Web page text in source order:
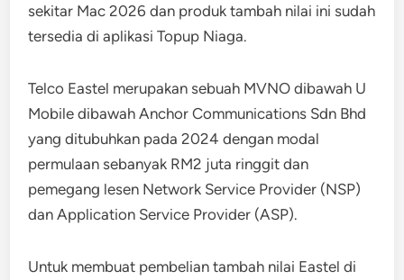
sekitar Mac 2026 dan produk tambah nilai ini sudah
tersedia di aplikasi Topup Niaga.
Telco Eastel merupakan sebuah MVNO dibawah U
Mobile dibawah Anchor Communications Sdn Bhd
yang ditubuhkan pada 2024 dengan modal
permulaan sebanyak RM2 juta ringgit dan
pemegang lesen Network Service Provider (NSP)
dan Application Service Provider (ASP).
Untuk membuat pembelian tambah nilai Eastel di